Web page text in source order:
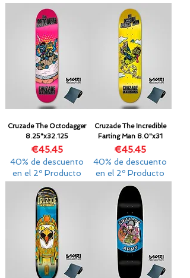
Cruzade The Octodagger
8.25"x32.125
Price
€45.45
40% de descuento
en el 2º Producto
Cruzade The Incredible
Farting Man 8.0"x31
Price
€45.45
40% de descuento
en el 2º Producto